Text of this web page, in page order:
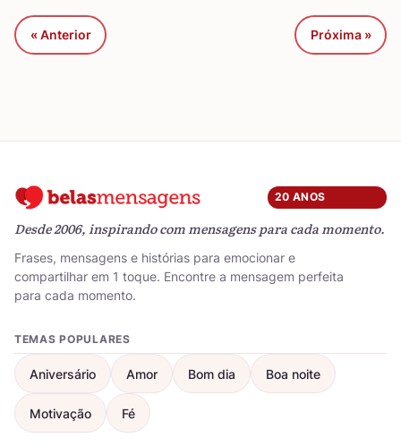
« Anterior Próxima »
20 ANOS
Desde 2006, inspirando com mensagens para cada momento.
Frases, mensagens e histórias para emocionar e
compartilhar em 1 toque. Encontre a mensagem perfeita
para cada momento.
TEMAS POPULARES
Aniversário Amor Bom dia Boa noite
Motivação Fé